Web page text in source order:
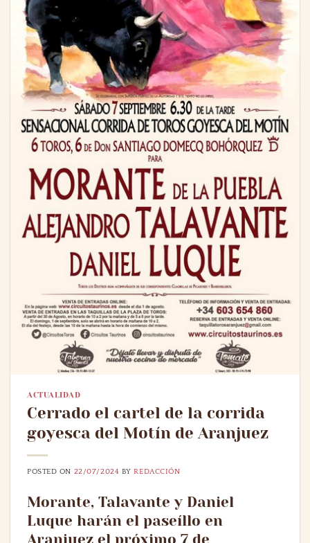
ACTUALIDAD
Cerrado el cartel de la corrida
goyesca del Motín de Aranjuez
POSTED ON 22/07/2024 BYREDACCIÓN
Morante, Talavante y Daniel
Luque harán el paseíllo en
Aranjuez el próximo 7 de